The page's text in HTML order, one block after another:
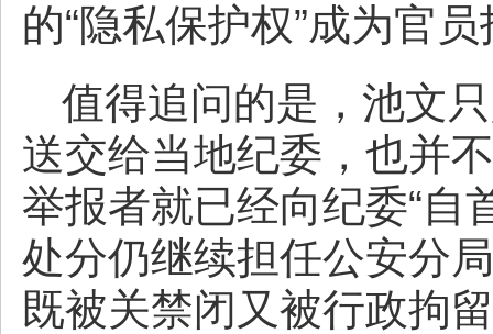
的“隐私保护权”成为官
值得追问的是，池文
送交给当地纪委，也并
举报者就已经向纪委“自
处分仍继续担任公安分
既被关禁闭又被行政拘